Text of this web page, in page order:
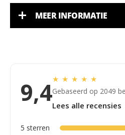
MEER INFORMATIE
9,4★ ★ ★ ★ ★
Gebaseerd op 2049
Lees alle recensies
5 sterren